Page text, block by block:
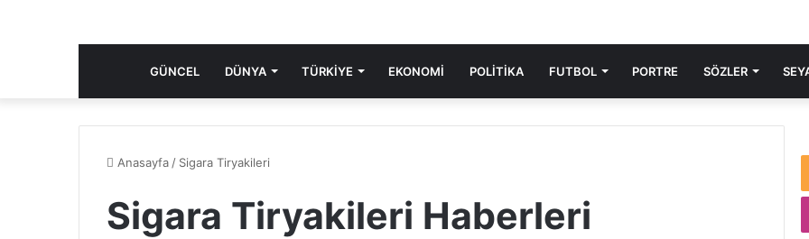
GÜNCEL DÜNYA TÜRKİYE EKONOMİ POLİTİKA FUTBOL PORTRE SÖZLER
Anasayfa / Sigara Tiryakileri
Sigara Tiryakileri Haberleri